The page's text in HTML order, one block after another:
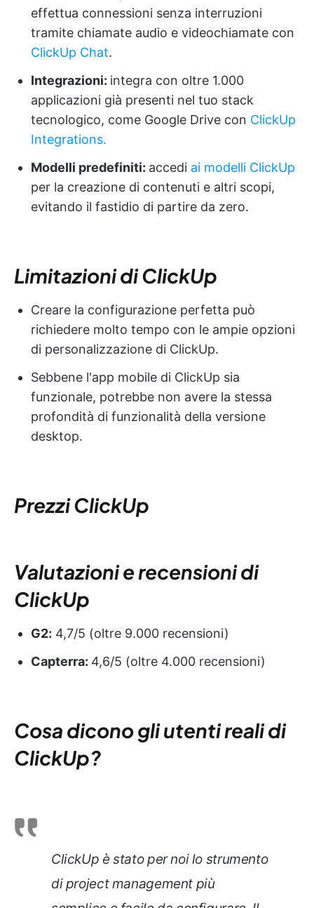
effettua connessioni senza interruzioni
tramite chiamate audio e videochiamate con
ClickUp Chat.
Integrazioni: integra con oltre 1.000
applicazioni già presenti nel tuo stack
tecnologico, come Google Drive con ClickUp
Integrations.
Modelli predefiniti: accedi ai modelli ClickUp
per la creazione di contenuti e altri scopi,
evitando il fastidio di partire da zero.
Limitazioni di ClickUp
Creare la configurazione perfetta può
richiedere molto tempo con le ampie opzioni
di personalizzazione di ClickUp.
Sebbene l'app mobile di ClickUp sia
funzionale, potrebbe non avere la stessa
profondità di funzionalità della versione
desktop.
Prezzi ClickUp
Valutazioni e recensioni di
ClickUp
G2: 4,7/5 (oltre 9.000 recensioni)
Capterra: 4,6/5 (oltre 4.000 recensioni)
Cosa dicono gli utenti reali di
ClickUp?
ClickUp è stato per noi lo strumento
di project management più